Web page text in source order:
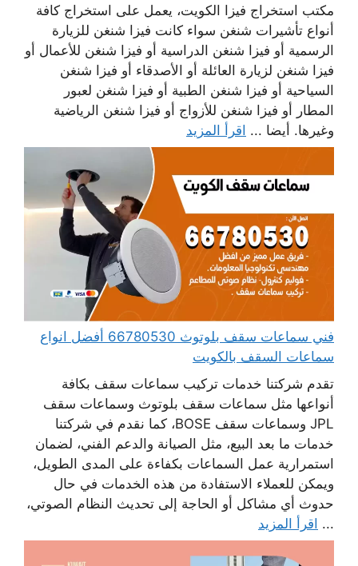
مكتب استخراج فيزا الكويت، يعمل على استخراج كافة
أنواع تأشيرات شنغن سواء كانت فيزا شنغن للزيارة
الرسمية أو فيزا شنغن الدراسية أو فيزا شنغن للأعمال أو
فيزا شنغن لزيارة العائلة أو الأصدقاء أو فيزا شنغن
السياحية أو فيزا شنغن الطبية أو فيزا شنغن لعبور
المطار أو فيزا شنغن للأزواج أو فيزا شنغن الرياضية
وغيرها. أيضا ... اقرأ المزيد
فني سماعات سقف بلوتوث 66780530 أفضل انواع
سماعات السقف بالكويت
تقدم شركتنا خدمات تركيب سماعات سقف بكافة
أنواعها مثل سماعات سقف بلوتوث وسماعات سقف
JPL وسماعات سقف BOSE، كما نقدم في شركتنا
خدمات ما بعد البيع، مثل الصيانة والدعم الفني، لضمان
استمرارية عمل السماعات بكفاءة على المدى الطويل،
ويمكن للعملاء الاستفادة من هذه الخدمات في حال
حدوث أي مشاكل أو الحاجة إلى تحديث النظام الصوتي،
... اقرأ المزيد